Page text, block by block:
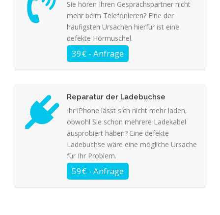
Sie hören Ihren Gesprächspartner nicht
mehr beim Telefonieren? Eine der
häufigsten Ursachen hierfür ist eine
defekte Hörmuschel.
Reparatur der Ladebuchse
Ihr iPhone lässt sich nicht mehr laden,
obwohl Sie schon mehrere Ladekabel
ausprobiert haben? Eine defekte
Ladebuchse wäre eine mögliche Ursache
für Ihr Problem.